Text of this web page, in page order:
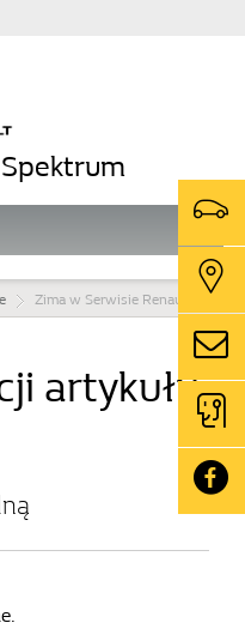
Zima w Serwisie Renault 4+
artykułu